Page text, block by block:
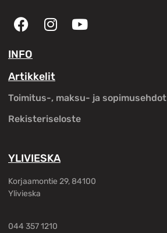
INFO
Artikkelit
Toimitus-, maksu- ja sopimusehdot
Rekisteriseloste
YLIVIESKA
Korjaamontie 29, 84100
Ylivieska
044 357 1210